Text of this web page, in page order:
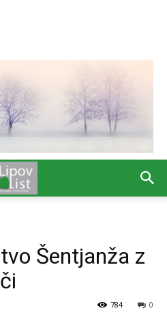
Šentjanža z
0
784